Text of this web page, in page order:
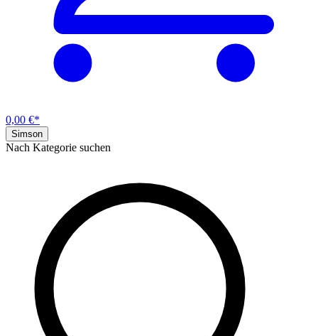
0,00 €*
Simson
Nach Kategorie suchen